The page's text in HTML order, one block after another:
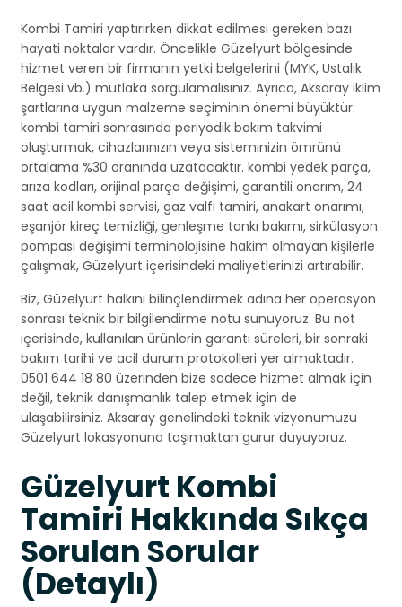
Kombi Tamiri yaptırırken dikkat edilmesi gereken bazı
hayati noktalar vardır. Öncelikle Güzelyurt bölgesinde
hizmet veren bir firmanın yetki belgelerini (MYK, Ustalık
Belgesi vb.) mutlaka sorgulamalısınız. Ayrıca, Aksaray iklim
şartlarına uygun malzeme seçiminin önemi büyüktür.
kombi tamiri sonrasında periyodik bakım takvimi
oluşturmak, cihazlarınızın veya sisteminizin ömrünü
ortalama %30 oranında uzatacaktır. kombi yedek parça,
arıza kodları, orijinal parça değişimi, garantili onarım, 24
saat acil kombi servisi, gaz valfi tamiri, anakart onarımı,
eşanjör kireç temizliği, genleşme tankı bakımı, sirkülasyon
pompası değişimi terminolojisine hakim olmayan kişilerle
çalışmak, Güzelyurt içerisindeki maliyetlerinizi artırabilir.
Biz, Güzelyurt halkını bilinçlendirmek adına her operasyon
sonrası teknik bir bilgilendirme notu sunuyoruz. Bu not
içerisinde, kullanılan ürünlerin garanti süreleri, bir sonraki
bakım tarihi ve acil durum protokolleri yer almaktadır.
0501 644 18 80 üzerinden bize sadece hizmet almak için
değil, teknik danışmanlık talep etmek için de
ulaşabilirsiniz. Aksaray genelindeki teknik vizyonumuzu
Güzelyurt lokasyonuna taşımaktan gurur duyuyoruz.
Güzelyurt Kombi
Tamiri Hakkında Sıkça
Sorulan Sorular
(Detaylı)